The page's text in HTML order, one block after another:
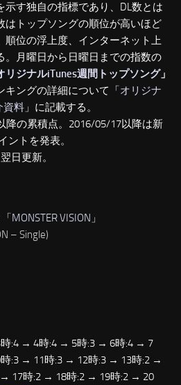
示す独自の指標であり、DL数とは
はトップソングの順位が高いほど
順位の浮上度、インターネット上
。月曜日から日曜日までの指数の
リジナルiTunes週間トップソング」
キングの詳細について「オリジナ
資料 」に記載する。
降の累積点。2016/05/17以降は新
ントを発表。
日更新。
MONSTER VISION 」
– Single)
:4 → 4時:4 → 5時:3 → 6時:4 → 7
:3 → 11時:3 → 12時:3 → 13時:2 →
17時:2 → 18時:2 → 19時:2 → 20